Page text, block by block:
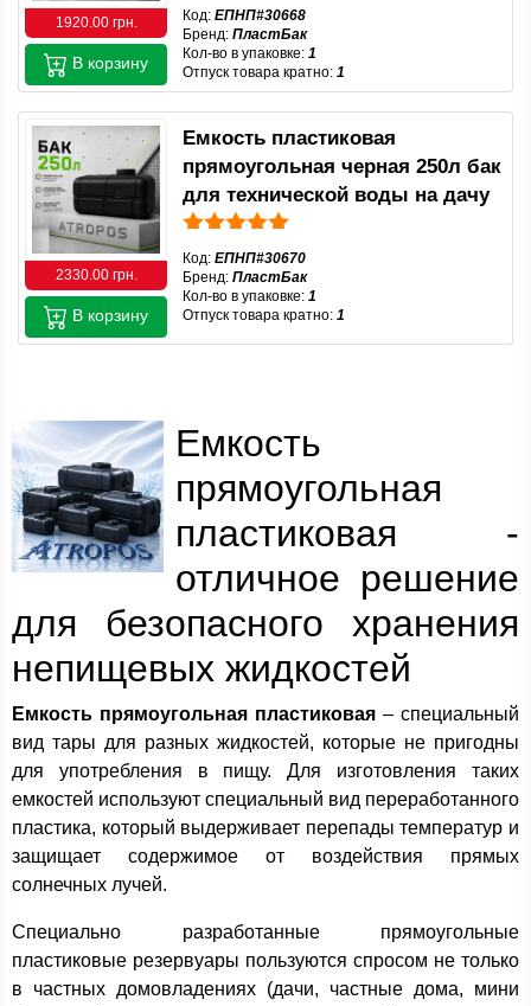
1920.00 грн. Код: ЕПНП#30668
Бренд: ПластБак
Кол-во в упаковке: 1
Отпуск товара кратно: 1
В корзину
2330.00 грн.
Емкость пластиковая
прямоугольная черная 250л бак
для технической воды на дачу
Код: ЕПНП#30670
Бренд: ПластБак
Кол-во в упаковке: 1
Отпуск товара кратно: 1
В корзину
Емкость
прямоугольная
пластиковая -
отличное решение
для безопасного хранения
непищевых жидкостей
Емкость прямоугольная пластиковая – специальный
вид тары для разных жидкостей, которые не пригодны
для употребления в пищу. Для изготовления таких
емкостей используют специальный вид переработанного
пластика, который выдерживает перепады температур и
защищает содержимое от воздействия прямых
солнечных лучей.
Специально разработанные прямоугольные
пластиковые резервуары пользуются спросом не только
в частных домовладениях (дачи, частные дома, мини